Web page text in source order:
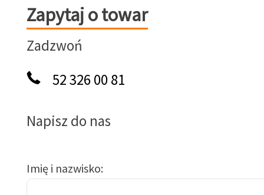
Zapytaj o towar
Zapytaj o towar
Zadzwoń
52 326 00 81
Napisz do nas
Imię i nazwisko